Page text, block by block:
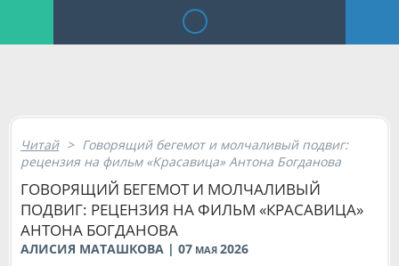
Читай > Говорящий бегемот и молчаливый подвиг:
рецензия на фильм «Красавица» Антона Богданова
ГОВОРЯЩИЙ БЕГЕМОТ И МОЛЧАЛИВЫЙ
ПОДВИГ: РЕЦЕНЗИЯ НА ФИЛЬМ «КРАСАВИЦА»
АНТОНА БОГДАНОВА
АЛИСИЯ МАТАШКОВА | 07 МАЯ 2026